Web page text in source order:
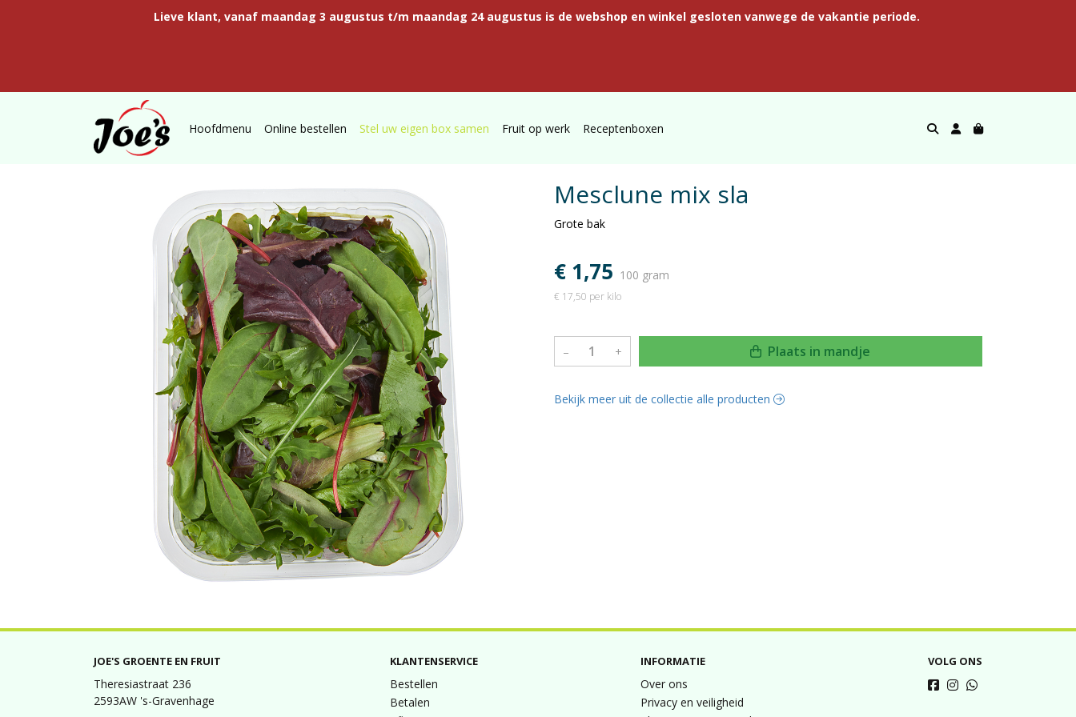
Lieve klant, vanaf maandag 3 augustus t/m maandag 24 augustus is de webshop en winkel gesloten vanwege de vakantie periode.
Hoofdmenu Online bestellen Stel uw eigen box samen Fruit op werk Receptenboxen
Mesclune mix sla
Grote bak
€ 1,75 100 gram
€ 17,50 per kilo
– + Plaats in mandje
Bekijk meer uit de collectie alle producten
JOE'S GROENTE EN FRUIT
Theresiastraat 236
2593AW 's-Gravenhage
KLANTENSERVICE
Bestellen
Betalen
INFORMATIE
Over ons
Privacy en veiligheid
VOLG ONS